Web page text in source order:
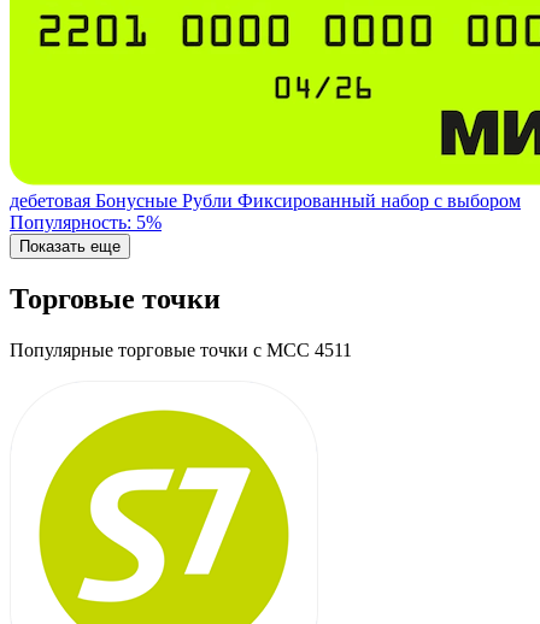
дебетовая Бонусные Рубли Фиксированный набор с выбором
Популярность: 5%
Показать еще
Торговые точки
Популярные торговые точки с MCC 4511